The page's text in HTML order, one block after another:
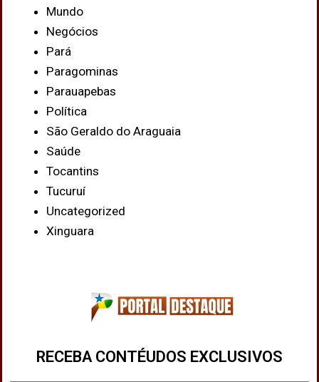
Mundo
Negócios
Pará
Paragominas
Parauapebas
Política
São Geraldo do Araguaia
Saúde
Tocantins
Tucuruí
Uncategorized
Xinguara
RECEBA CONTÉUDOS EXCLUSIVOS